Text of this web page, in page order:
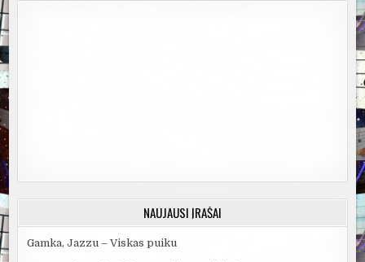
NAUJAUSI ĮRAŠAI
Gamka, Jazzu – Viskas puiku